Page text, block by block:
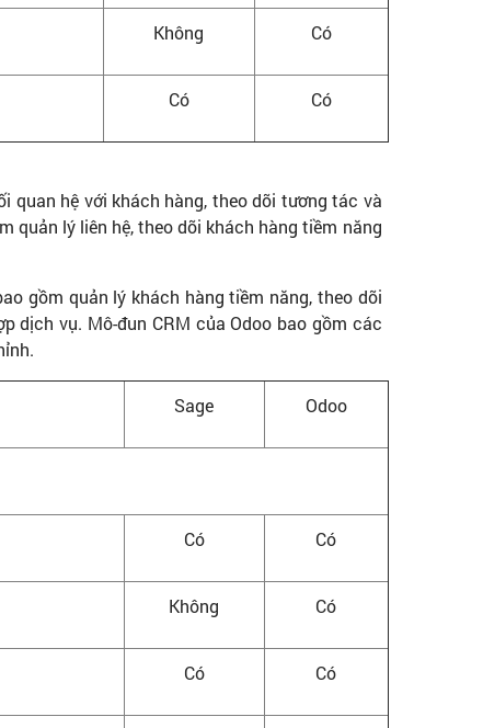
Không Có
Có Có
quan hệ với khách hàng, theo dõi tương tác và
quản lý liên hệ, theo dõi khách hàng tiềm năng
gồm quản lý khách hàng tiềm năng, theo dõi
dịch vụ. Mô-đun CRM của Odoo bao gồm các
Sage Odoo
Có Có
Không Có
Có Có